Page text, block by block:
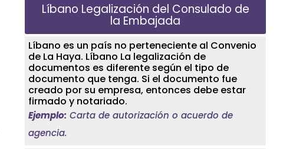
Líbano Legalización del Consulado de
la Embajada
Líbano es un país no perteneciente al Convenio
de La Haya. Líbano La legalización de
documentos es diferente según el tipo de
documento que tenga. Si el documento fue
creado por su empresa, entonces debe estar
firmado y notariado.
Ejemplo: Carta de autorización o acuerdo de
agencia.